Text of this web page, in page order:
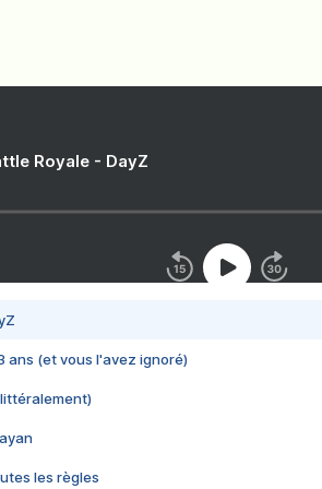
Royale - DayZ
ans (et vous l'avez ignoré)
les règles